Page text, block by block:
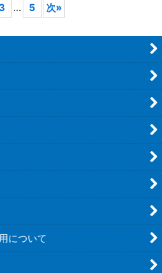
... 5 次»
について